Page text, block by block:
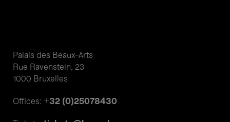
Palais des Beaux-Arts
Rue Ravenstein, 23
1000 Bruxelles
Offices: +32 (0)25078430